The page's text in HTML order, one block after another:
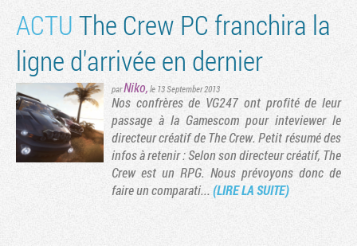
ACTU The Crew PC franchira la
ligne d'arrivée en dernier
parNiko, le 13 September 2013
Nos confrères de VG247 ont profité de leur
passage à la Gamescom pour inteviewer le
directeur créatif de The Crew. Petit résumé des
infos à retenir : Selon son directeur créatif, The
Crew est un RPG. Nous prévoyons donc de
faire un comparati... (LIRE LA SUITE)